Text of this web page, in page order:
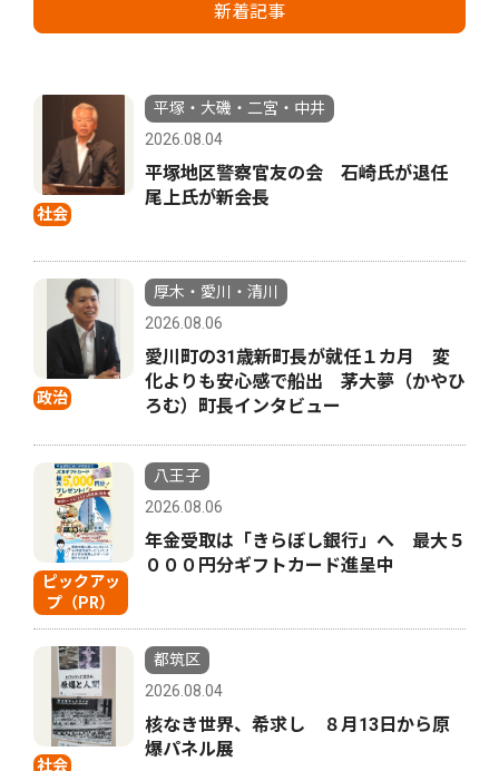
新着記事
社会
平塚・大磯・二宮・中井
2026.08.04
平塚地区警察官友の会 石崎氏が退任
尾上氏が新会長
政治
厚木・愛川・清川
2026.08.06
愛川町の31歳新町長が就任１カ月 変
化よりも安心感で船出 茅大夢（かやひ
ろむ）町長インタビュー
ピックアッ
プ（PR）
八王子
2026.08.06
年金受取は「きらぼし銀行」へ 最大５
０００円分ギフトカード進呈中
社会
都筑区
2026.08.04
核なき世界、希求し ８月13日から原
爆パネル展